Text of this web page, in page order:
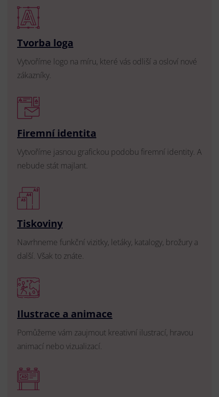
Tvorba loga
Vytvoříme logo na míru, které vás odliší a osloví nové
zákazníky.
Firemní identita
Vytvoříme jasnou grafickou podobu firemní identity. A
nebude stát majlant.
Tiskoviny
Navrhneme funkční vizitky, letáky, katalogy, brožury a
další. Však to znáte.
Ilustrace a animace
Pomůžeme vám zaujmout kreativní ilustrací, hravou
animací nebo vizualizací.